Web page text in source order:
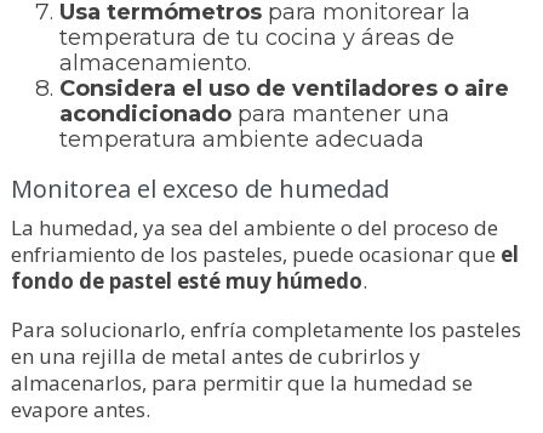
Usa termómetros para monitorear la
temperatura de tu cocina y áreas de
almacenamiento.
Considera el uso de ventiladores o aire
acondicionado para mantener una
temperatura ambiente adecuada
Monitorea el exceso de humedad
La humedad, ya sea del ambiente o del proceso de
enfriamiento de los pasteles, puede ocasionar que el
fondo de pastel esté muy húmedo.
Para solucionarlo, enfría completamente los pasteles
en una rejilla de metal antes de cubrirlos y
almacenarlos, para permitir que la humedad se
evapore antes.